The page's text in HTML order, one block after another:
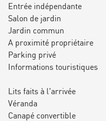
Entrée indépendante
Salon de jardin
Jardin commun
A proximité propriétaire
Parking privé
Informations touristiques
Lits faits à l'arrivée
Véranda
Canapé convertible